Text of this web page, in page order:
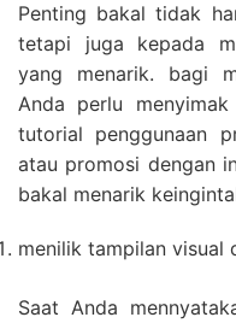
Penting bakal tidak
tetapi juga kepada
yang menarik. bagi
Anda perlu
tutorial penggunaan
atau promosi dengan
bakal menarik
menilik tampilan visual
Saat Anda